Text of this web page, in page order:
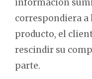
información
correspondiera a
producto, el
rescindir su
parte.